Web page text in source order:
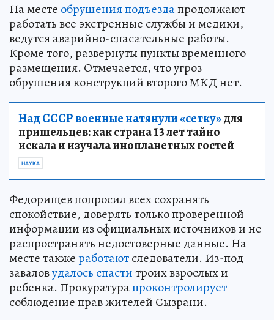
На месте обрушения подъездапродолжают
работать все экстренные службы и медики,
ведутся аварийно-спасательные работы.
Кроме того, развернуты пункты временного
размещения. Отмечается, что угроз
обрушения конструкций второго МКД нет.
Над СССР военные натянули «сетку»для
пришельцев: как страна 13 лет тайно
искала и изучала инопланетных гостей
НАУКА
Федорищев попросил всех сохранять
спокойствие, доверять только проверенной
информации из официальных источников и не
распространять недостоверные данные. На
месте такжеработаютследователи. Из-под
заваловудалось спаститроих взрослых и
ребенка. Прокуратурапроконтролирует
соблюдение прав жителей Сызрани.